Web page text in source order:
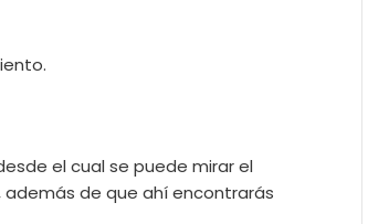
el cual se puede mirar el
además de que ahí encontrarás